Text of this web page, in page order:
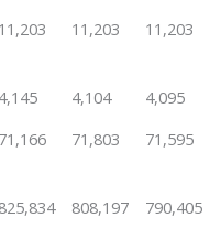
11,203 11,203 11,203
4,145 4,104
4,095
71,166 71,803 71,595
825,834 808,197
790,405